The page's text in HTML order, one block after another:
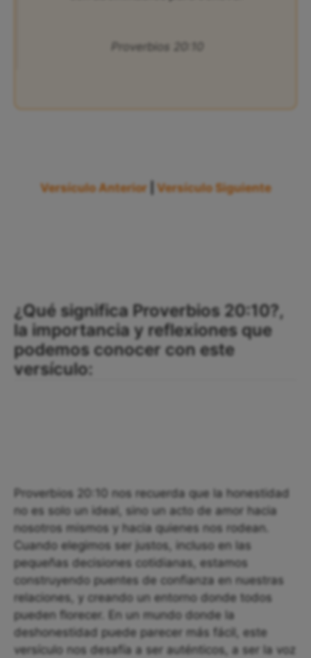
Proverbios 20:10
Versículo Anterior Versículo Siguiente
¿Qué significa Proverbios 20:10?,
la importancia y reflexiones que
podemos conocer con este
versículo:
Proverbios 20:10 nos recuerda que la honestidad
no es solo un ideal, sino un acto de amor hacia
nosotros mismos y hacia quienes nos rodean.
Cuando elegimos ser justos, incluso en las
pequeñas decisiones cotidianas, estamos
construyendo puentes de confianza en nuestras
relaciones, y creando un entorno donde todos
pueden florecer. En un mundo donde la
deshonestidad puede parecer más fácil, este
versículo nos desafía a ser auténticos, a ser la voz